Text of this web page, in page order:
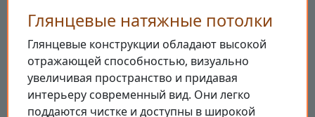
Глянцевые натяжные потолки
Глянцевые конструкции обладают высокой
отражающей способностью, визуально
увеличивая пространство и придавая
интерьеру современный вид. Они легко
поддаются чистке и доступны в широкой